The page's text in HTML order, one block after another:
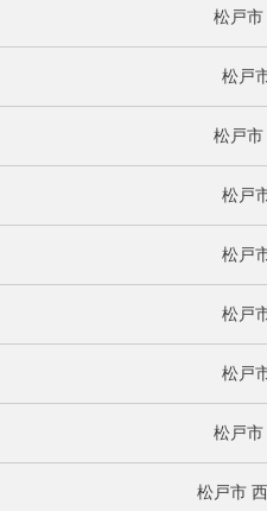
松戸市
松戸
松戸市
松戸
松戸
松戸
松戸
松戸
松戸市